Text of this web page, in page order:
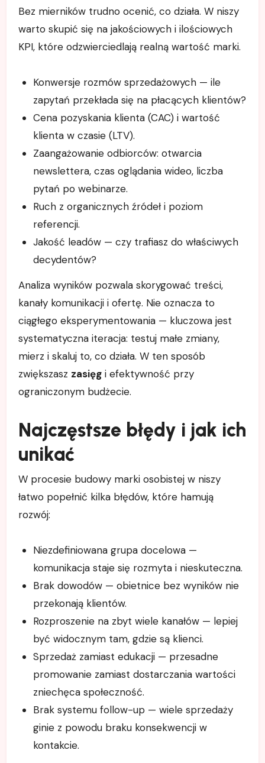
Bez mierników trudno ocenić, co działa. W niszy
warto skupić się na jakościowych i ilościowych
KPI, które odzwierciedlają realną wartość marki.
Konwersje rozmów sprzedażowych — ile
zapytań przekłada się na płacących klientów?
Cena pozyskania klienta (CAC) i wartość
klienta w czasie (LTV).
Zaangażowanie odbiorców: otwarcia
newslettera, czas oglądania wideo, liczba
pytań po webinarze.
Ruch z organicznych źródeł i poziom
referencji.
Jakość leadów — czy trafiasz do właściwych
decydentów?
Analiza wyników pozwala skorygować treści,
kanały komunikacji i ofertę. Nie oznacza to
ciągłego eksperymentowania — kluczowa jest
systematyczna iteracja: testuj małe zmiany,
mierz i skaluj to, co działa. W ten sposób
zwiększasz zasięgi efektywność przy
ograniczonym budżecie.
Najczęstsze błędy i jak ich
unikać
W procesie budowy marki osobistej w niszy
łatwo popełnić kilka błędów, które hamują
rozwój:
Niezdefiniowana grupa docelowa —
komunikacja staje się rozmyta i nieskuteczna.
Brak dowodów — obietnice bez wyników nie
przekonają klientów.
Rozproszenie na zbyt wiele kanałów — lepiej
być widocznym tam, gdzie są klienci.
Sprzedaż zamiast edukacji — przesadne
promowanie zamiast dostarczania wartości
zniechęca społeczność.
Brak systemu follow-up — wiele sprzedaży
ginie z powodu braku konsekwencji w
kontakcie.